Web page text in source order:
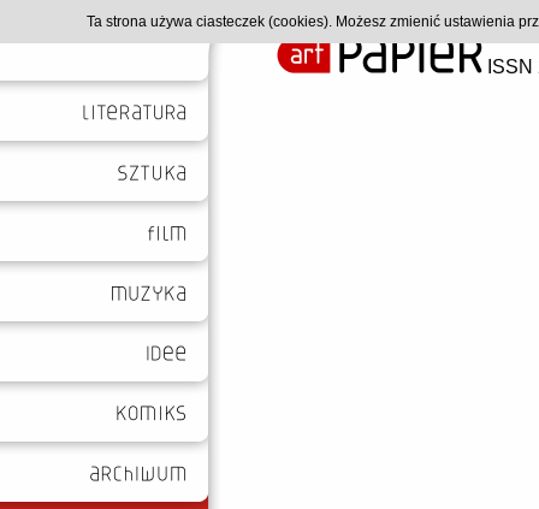
Ta strona używa ciasteczek (cookies). Możesz zmienić ustawienia